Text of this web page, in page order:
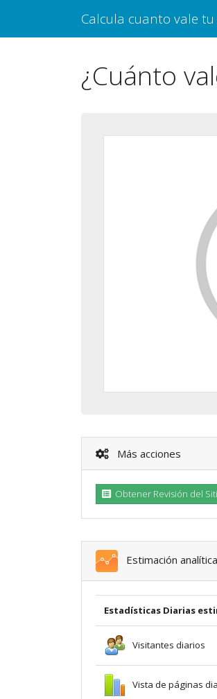
Calcula cuanto vale
¿Cuánto
Más acciones
Obtener Revisión del
Estimación
Estadísticas Diarias
Visitantes diarios
Vista de páginas